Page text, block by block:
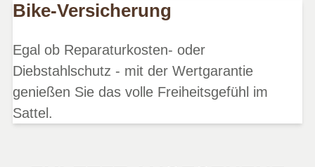
Bike-Versicherung
Egal ob Reparaturkosten- oder
Diebstahlschutz - mit der Wertgarantie
genießen Sie das volle Freiheitsgefühl im
Sattel.